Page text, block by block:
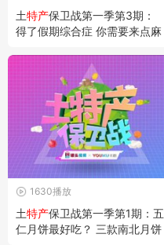
土特产保卫战第一季第3期：
得了假期综合症 你需要来点麻
1630播放
土特产保卫战第一季第1期：五
仁月饼最好吃？ 三款南北月饼